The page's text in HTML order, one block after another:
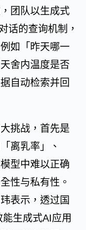
团队以生成式
话的查询机制，
如「昨天哪一
舍内温度是否
自动检索并回
挑战，首先是
离乳率」、
型中难以正确
性与私有性。
表示，透过国
生成式AI应用